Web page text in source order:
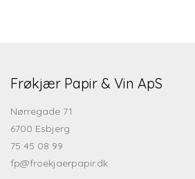
Frøkjær Papir & Vin ApS
Nørregade 71
6700 Esbjerg
75 45 08 99
fp@froekjaerpapir.dk